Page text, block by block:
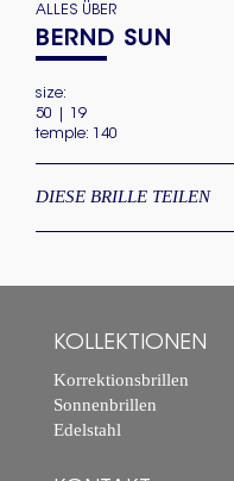
ALLES ÜBER
BERND SUN
size:
50 | 19
temple: 140
DIESE BRILLE TEILEN
KOLLEKTIONEN
Korrektionsbrillen
Sonnenbrillen
Edelstahl